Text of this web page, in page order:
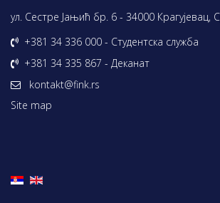
ул. Сестре Јањић бр. 6 - 34000 Крагујевац,
+381 34 336 000 - Студентска служба
+381 34 335 867 - Деканат
kontakt@fink.rs
Site map